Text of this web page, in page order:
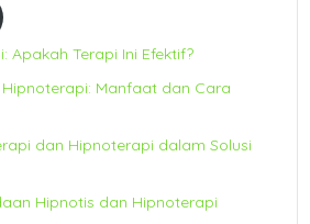
Apakah Terapi Ini Efektif?
Manfaat dan Cara
dan Hipnoterapi dalam Solusi
Hipnotis dan Hipnoterapi